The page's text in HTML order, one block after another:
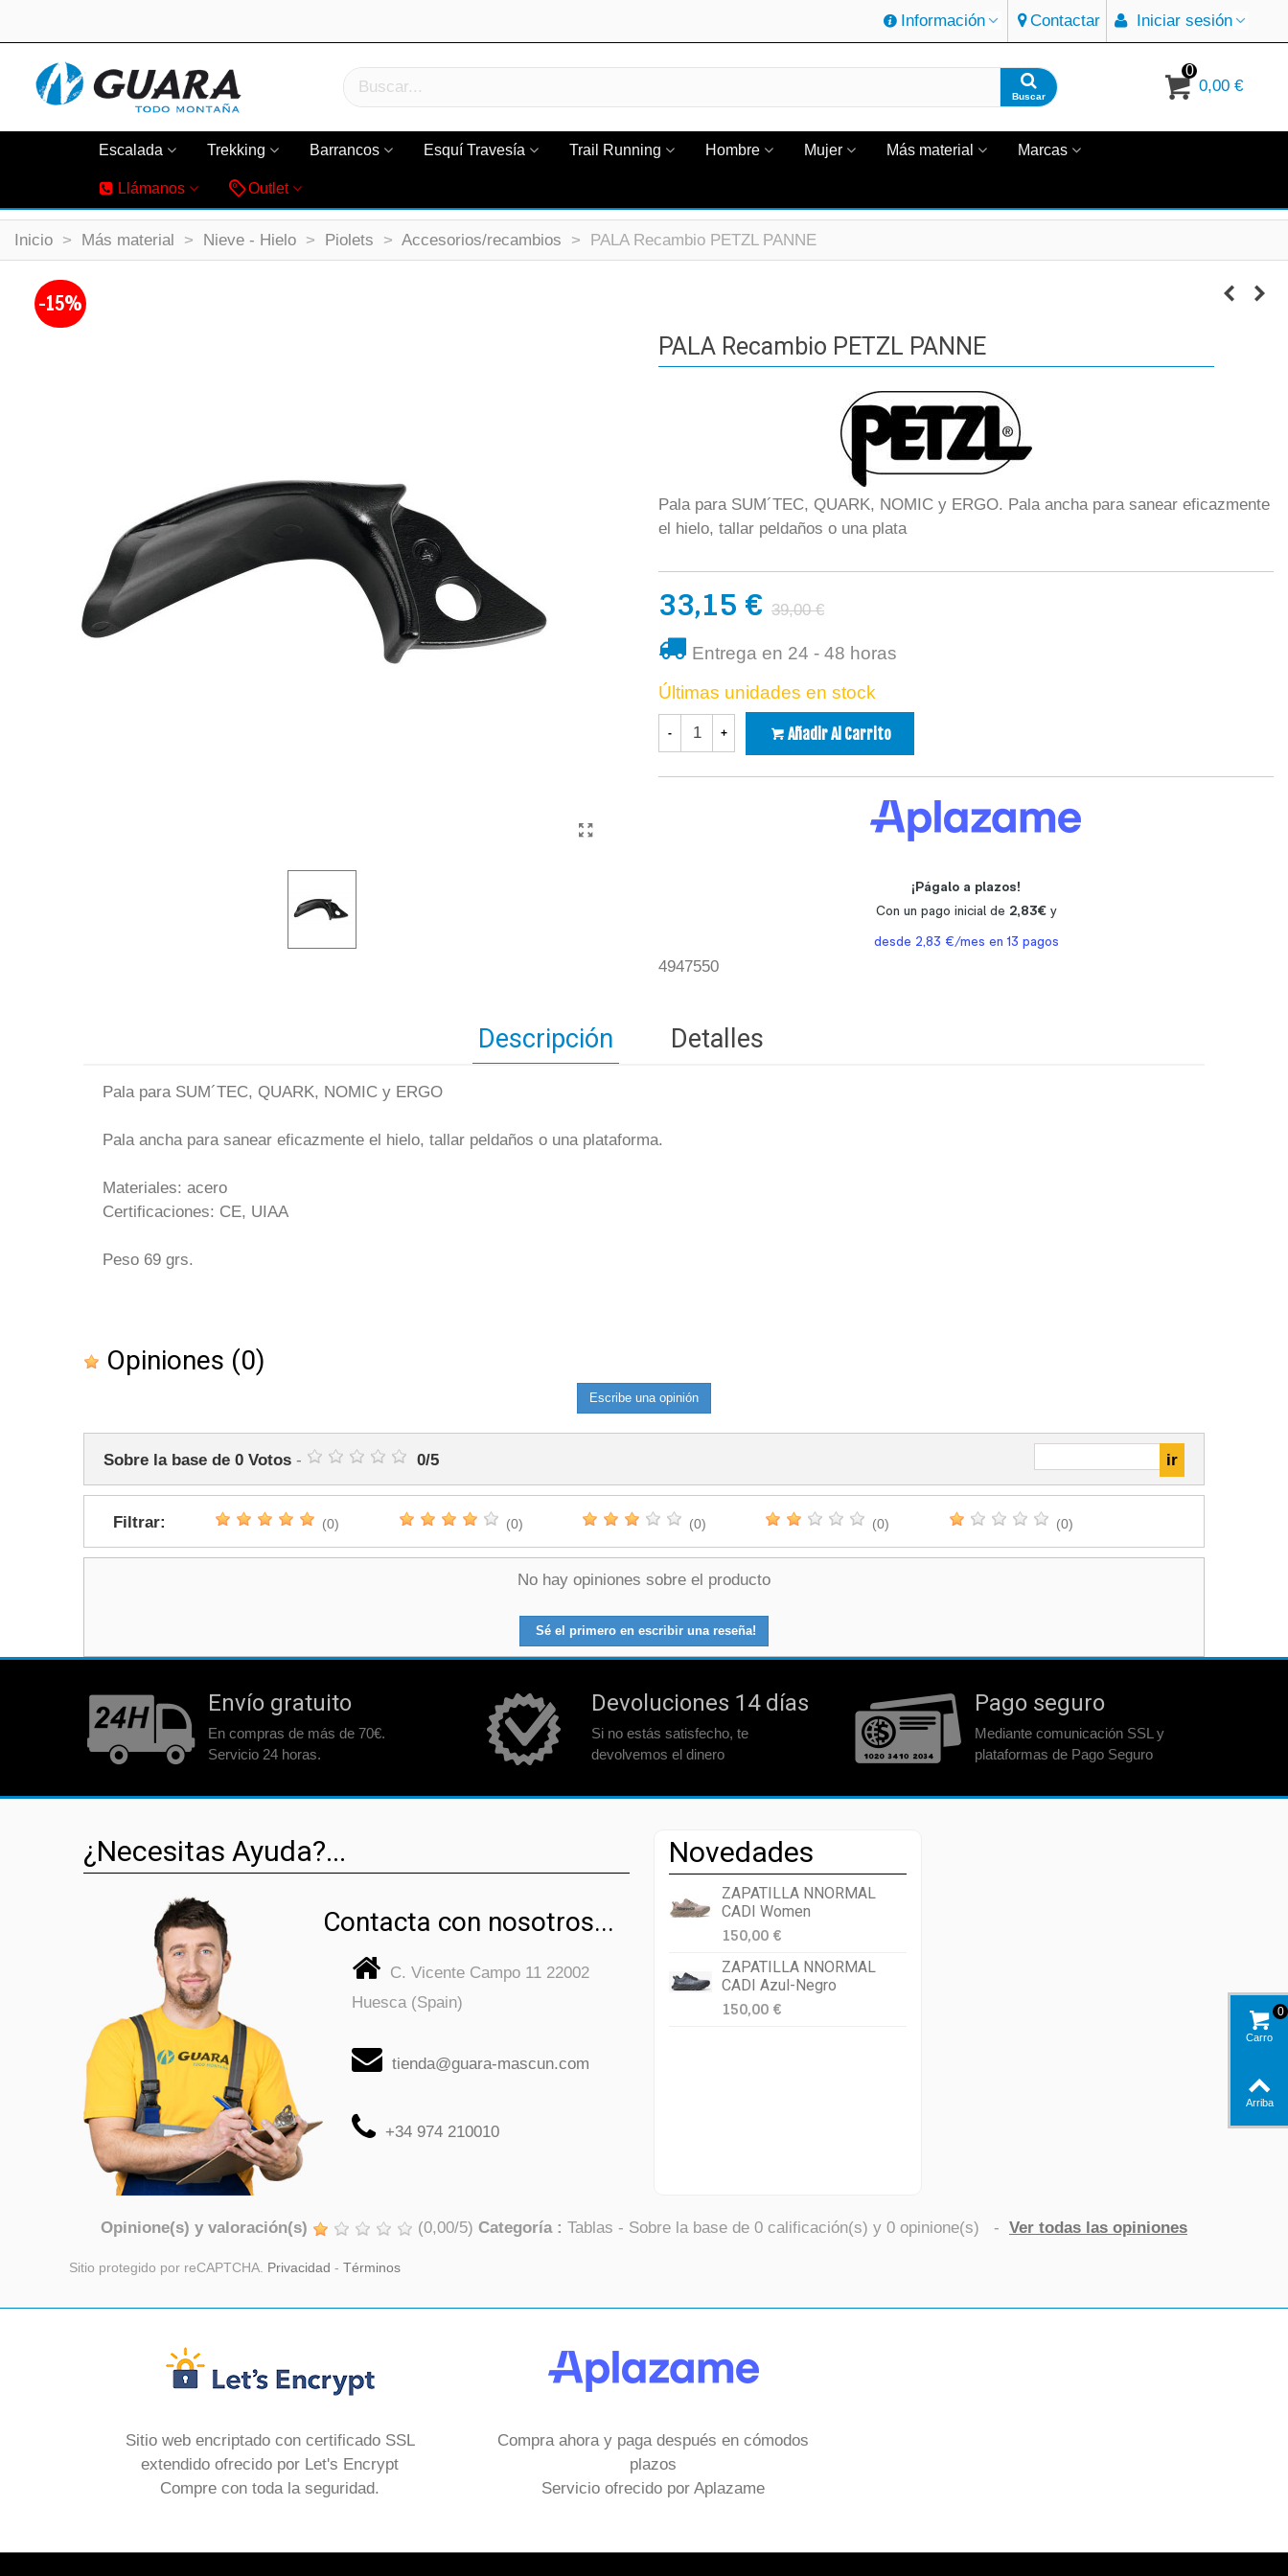
Información Contactar Iniciar sesión
Buscar
0
0,00 €
Escalada Trekking Barrancos Esquí Travesía Trail Running Hombre Mujer Más material Marcas
Llámanos Outlet
Inicio > Más material > Nieve - Hielo > Piolets > Accesorios/recambios > PALA Recambio PETZL PANNE
-15%
PALA Recambio PETZL PANNE
Pala para SUM´TEC, QUARK, NOMIC y ERGO. Pala ancha para sanear eficazmente
el hielo, tallar peldaños o una plata
33,15 € 39,00 €
Entrega en 24 - 48 horas
Últimas unidades en stock
- + Añadir Al Carrito
4947550
Descripción Detalles
Pala para SUM´TEC, QUARK, NOMIC y ERGO
Pala ancha para sanear eficazmente el hielo, tallar peldaños o una plataforma.
Materiales: acero
Certificaciones: CE, UIAA
Peso 69 grs.
Opiniones (0)
Escribe una opinión
Sobre la base de 0 Votos - 0/5
Filtrar: (0) (0) (0) (0) (0)
No hay opiniones sobre el producto
Sé el primero en escribir una reseña!
Envío gratuito
En compras de más de 70€.
Servicio 24 horas.
Devoluciones 14 días
Si no estás satisfecho, te
devolvemos el dinero
Pago seguro
Mediante comunicación SSL y
plataformas de Pago Seguro
¿Necesitas Ayuda?...
Contacta con nosotros...
C. Vicente Campo 11 22002
Huesca (Spain)
tienda@guara-mascun.com
+34 974 210010
Novedades
ZAPATILLA NNORMAL
CADI Women
150,00 €
ZAPATILLA NNORMAL
CADI Azul-Negro
150,00 €
Opinione(s) y valoración(s) (0,00/5) Categoría : Tablas - Sobre la base de 0 calificación(s) y 0 opinione(s) - Ver todas las opiniones
Sitio protegido por reCAPTCHA. Privacidad - Términos
Sitio web encriptado con certificado SSL
extendido ofrecido por Let's Encrypt
Compre con toda la seguridad.
Compra ahora y paga después en cómodos
plazos
Servicio ofrecido por Aplazame
Carro
0
Arriba